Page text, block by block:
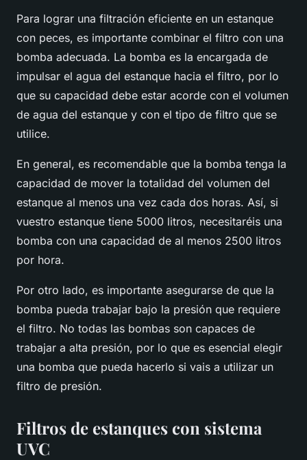
Para lograr una filtración eficiente en un estanque
con peces, es importante combinar el filtro con una
bomba adecuada. La bomba es la encargada de
impulsar el agua del estanque hacia el filtro, por lo
que su capacidad debe estar acorde con el volumen
de agua del estanque y con el tipo de filtro que se
utilice.
En general, es recomendable que la bomba tenga la
capacidad de mover la totalidad del volumen del
estanque al menos una vez cada dos horas. Así, si
vuestro estanque tiene 5000 litros, necesitaréis una
bomba con una capacidad de al menos 2500 litros
por hora.
Por otro lado, es importante asegurarse de que la
bomba pueda trabajar bajo la presión que requiere
el filtro. No todas las bombas son capaces de
trabajar a alta presión, por lo que es esencial elegir
una bomba que pueda hacerlo si vais a utilizar un
filtro de presión.
Filtros de estanques con sistema
UVC